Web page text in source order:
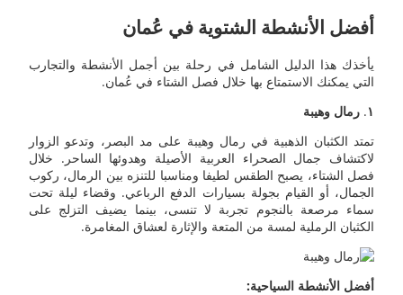
أفضل الأنشطة الشتوية في عُمان
يأخذك هذا الدليل الشامل في رحلة بين أجمل الأنشطة والتجارب
التي يمكنك الاستمتاع بها خلال فصل الشتاء في عُمان.
١. رمال وهيبة
تمتد الكثبان الذهبية في رمال وهيبة على مد البصر، وتدعو الزوار
لاكتشاف جمال الصحراء العربية الأصيلة وهدوئها الساحر. خلال
فصل الشتاء، يصبح الطقس لطيفا ومناسبا للتنزه بين الرمال، ركوب
الجمال، أو القيام بجولة بسيارات الدفع الرباعي. وقضاء ليلة تحت
سماء مرصعة بالنجوم تجربة لا تنسى، بينما يضيف التزلج على
الكثبان الرملية لمسة من المتعة والإثارة لعشاق المغامرة.
أفضل الأنشطة السياحية: